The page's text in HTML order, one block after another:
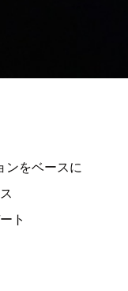
ンをベースに
ト